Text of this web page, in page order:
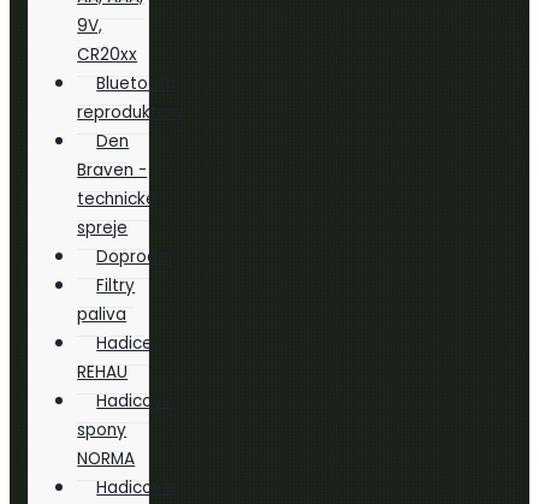
9V,
CR20xx
Bluetooth
reproduktory
Den
Braven -
technické
spreje
Doprodej
Filtry
paliva
Hadice
REHAU
Hadicové
spony
NORMA
Hadicové